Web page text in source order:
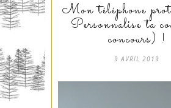
Mon téléphone
Personnalise ta
concours) !
9 AVRIL 2019